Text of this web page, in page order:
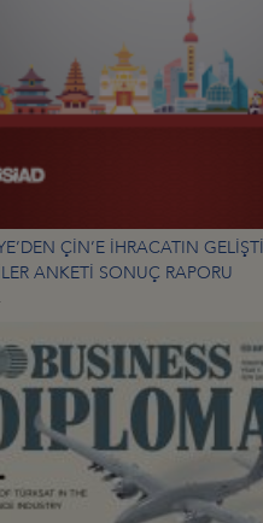
ÇİN’E İHRACATIN
ANKETİ SONUÇ RAPORU